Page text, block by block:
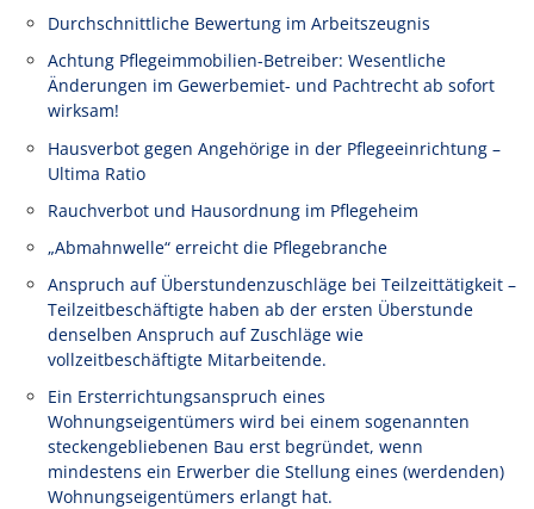
Durchschnittliche Bewertung im Arbeitszeugnis
Achtung Pflegeimmobilien-Betreiber: Wesentliche
Änderungen im Gewerbemiet- und Pachtrecht ab sofort
wirksam!
Hausverbot gegen Angehörige in der Pflegeeinrichtung –
Ultima Ratio
Rauchverbot und Hausordnung im Pflegeheim
„Abmahnwelle“ erreicht die Pflegebranche
Anspruch auf Überstundenzuschläge bei Teilzeittätigkeit –
Teilzeitbeschäftigte haben ab der ersten Überstunde
denselben Anspruch auf Zuschläge wie
vollzeitbeschäftigte Mitarbeitende.
Ein Ersterrichtungsanspruch eines
Wohnungseigentümers wird bei einem sogenannten
steckengebliebenen Bau erst begründet, wenn
mindestens ein Erwerber die Stellung eines (werdenden)
Wohnungseigentümers erlangt hat.